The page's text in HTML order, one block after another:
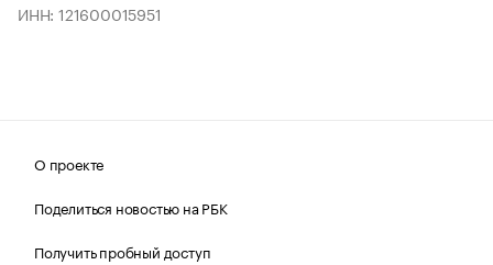
ИНН: 121600015951
О проекте
Поделиться новостью на РБК
Получить пробный доступ